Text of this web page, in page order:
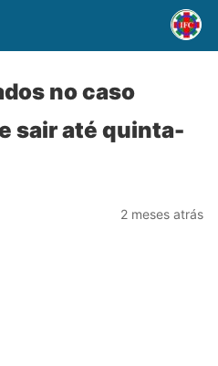
no caso
sair até quinta-
2 meses atrás